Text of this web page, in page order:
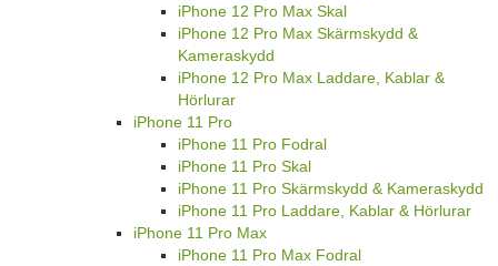
iPhone 12 Pro Max Skal
iPhone 12 Pro Max Skärmskydd &
Kameraskydd
iPhone 12 Pro Max Laddare, Kablar &
Hörlurar
iPhone 11 Pro
iPhone 11 Pro Fodral
iPhone 11 Pro Skal
iPhone 11 Pro Skärmskydd & Kameraskydd
iPhone 11 Pro Laddare, Kablar & Hörlurar
iPhone 11 Pro Max
iPhone 11 Pro Max Fodral